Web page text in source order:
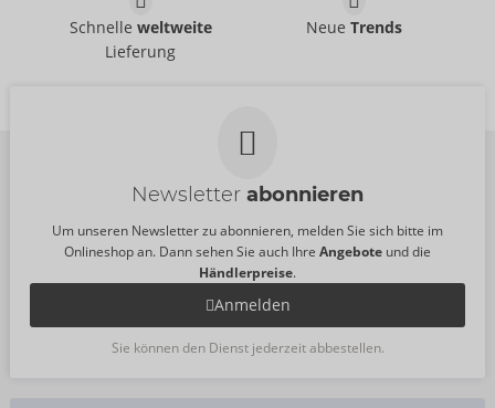
15 ml
Deep Throat
06308530000
Blackberry Vibration!
Schnelle weltweite
Lieferung
NeueTrends
Newsletter abonnieren
Um unseren Newsletter zu abonnieren, melden Sie sich bitte im
Onlineshop an. Dann sehen Sie auch Ihre Angebote und die
Händlerpreise.
Anmelden
Sie können den Dienst jederzeit abbestellen.